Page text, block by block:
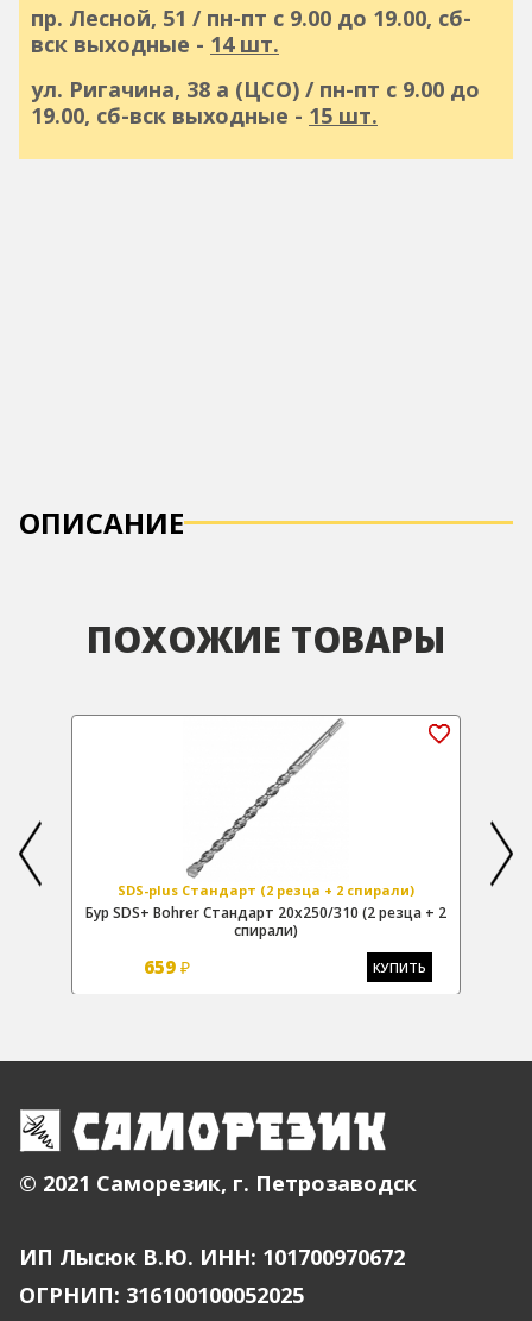
пр. Лесной, 51 / пн-пт с 9.00 до 19.00, сб-
вск выходные - 14 шт.
ул. Ригачина, 38 а (ЦСО) / пн-пт с 9.00 до
19.00, сб-вск выходные - 15 шт.
ОПИСАНИЕ
ПОХОЖИЕ ТОВАРЫ
SDS-plus Стандарт (2 резца + 2 спирали)
Бур SDS+ Bohrer Стандарт 20х250/310 (2 резца + 2
спирали)
659 ₽ КУПИТЬ
© 2021 Саморезик, г. Петрозаводск
ИП Лысюк В.Ю. ИНН: 101700970672
ОГРНИП: 316100100052025